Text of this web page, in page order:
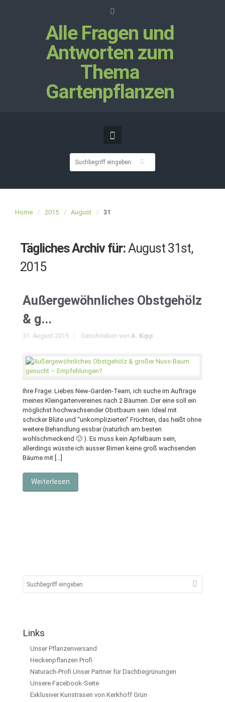
Alle Fragen und
Antworten zum
Thema
Gartenpflanzen
Home 2015 August 31
Tägliches Archiv für:August 31st,
2015
Außergewöhnliches Obstgehölz
& g...
31. August 2015 Geschrieben von A. Kipp
Ihre Frage: Liebes New-Garden-Team, ich suche im Auftrage
meines Kleingartenvereines nach 2 Bäumen. Der eine soll ein
möglichst hochwachsender Obstbaum sein. Ideal mit
schicker Blüte und “unkomplizierten” Früchten, das heißt ohne
weitere Behandlung essbar (natürlich am besten
wohlschmeckend 🙂 ). Es muss kein Apfelbaum sein,
allerdings wüsste ich ausser Birnen keine groß wachsenden
Bäume mit […]
Weiterlesen
Links
Unser Pflanzenversand
Heckenpflanzen Profi
Naturach-Profi Unser Partner für Dachbegrünungen
Unsere Facebook-Seite
Exklusiver Kunstrasen von Kerkhoff Grün